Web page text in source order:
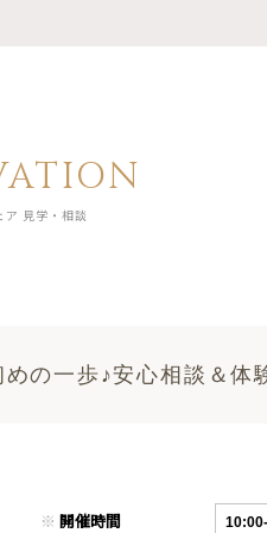
ア 見学・相談
めの一歩♪安心相談＆体
※ 開催時間